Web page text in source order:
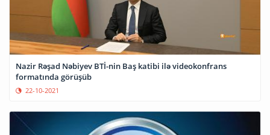
Nazir Rəşad Nəbiyev BTİ-nin Baş katibi ilə videokonfrans
formatında görüşüb
22-10-2021